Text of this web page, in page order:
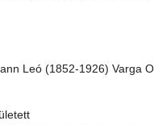
Leó (1852-1926) Varga